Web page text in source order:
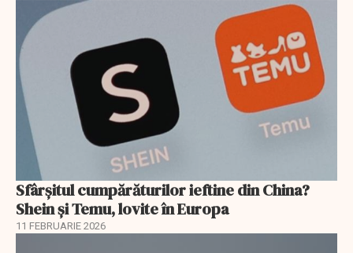
Sfârșitul cumpărăturilor ieftine din China?
Shein și Temu, lovite în Europa
11 FEBRUARIE 2026